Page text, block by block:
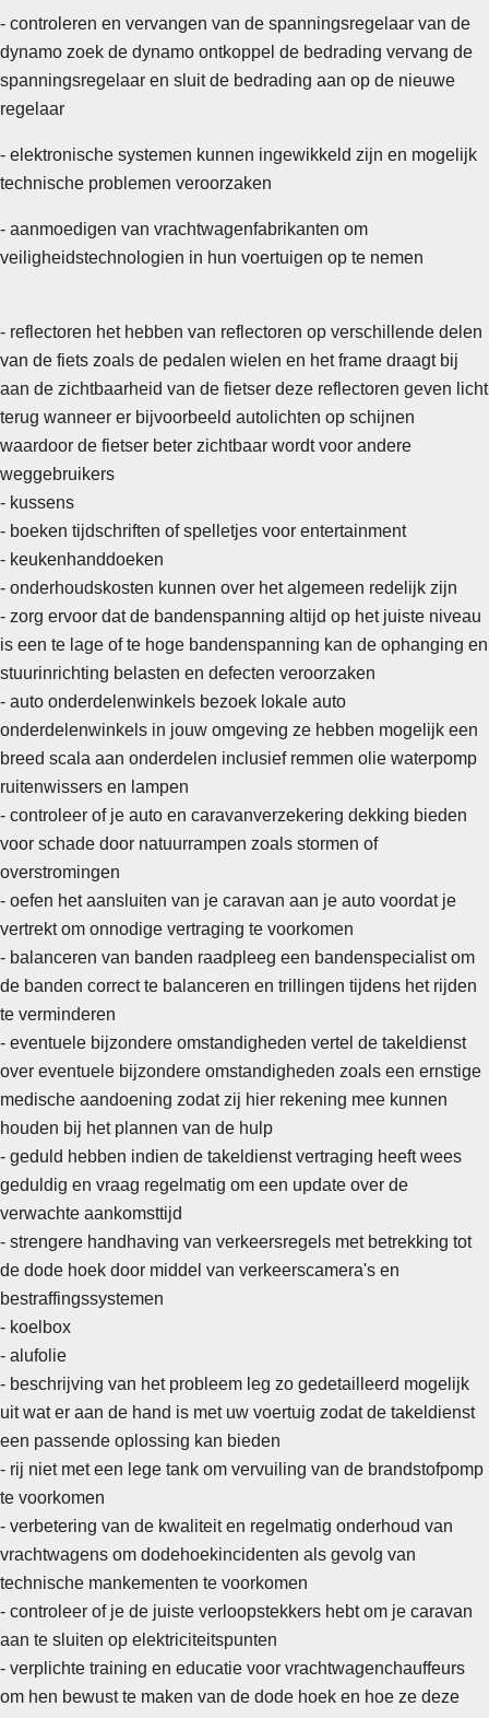
- controleren en vervangen van de spanningsregelaar van de
dynamo zoek de dynamo ontkoppel de bedrading vervang de
spanningsregelaar en sluit de bedrading aan op de nieuwe
regelaar
- elektronische systemen kunnen ingewikkeld zijn en mogelijk
technische problemen veroorzaken
- aanmoedigen van vrachtwagenfabrikanten om
veiligheidstechnologien in hun voertuigen op te nemen
- reflectoren het hebben van reflectoren op verschillende delen
van de fiets zoals de pedalen wielen en het frame draagt bij
aan de zichtbaarheid van de fietser deze reflectoren geven licht
terug wanneer er bijvoorbeeld autolichten op schijnen
waardoor de fietser beter zichtbaar wordt voor andere
weggebruikers
- kussens
- boeken tijdschriften of spelletjes voor entertainment
- keukenhanddoeken
- onderhoudskosten kunnen over het algemeen redelijk zijn
- zorg ervoor dat de bandenspanning altijd op het juiste niveau
is een te lage of te hoge bandenspanning kan de ophanging en
stuurinrichting belasten en defecten veroorzaken
- auto onderdelenwinkels bezoek lokale auto
onderdelenwinkels in jouw omgeving ze hebben mogelijk een
breed scala aan onderdelen inclusief remmen olie waterpomp
ruitenwissers en lampen
- controleer of je auto en caravanverzekering dekking bieden
voor schade door natuurrampen zoals stormen of
overstromingen
- oefen het aansluiten van je caravan aan je auto voordat je
vertrekt om onnodige vertraging te voorkomen
- balanceren van banden raadpleeg een bandenspecialist om
de banden correct te balanceren en trillingen tijdens het rijden
te verminderen
- eventuele bijzondere omstandigheden vertel de takeldienst
over eventuele bijzondere omstandigheden zoals een ernstige
medische aandoening zodat zij hier rekening mee kunnen
houden bij het plannen van de hulp
- geduld hebben indien de takeldienst vertraging heeft wees
geduldig en vraag regelmatig om een update over de
verwachte aankomsttijd
- strengere handhaving van verkeersregels met betrekking tot
de dode hoek door middel van verkeerscamera's en
bestraffingssystemen
- koelbox
- alufolie
- beschrijving van het probleem leg zo gedetailleerd mogelijk
uit wat er aan de hand is met uw voertuig zodat de takeldienst
een passende oplossing kan bieden
- rij niet met een lege tank om vervuiling van de brandstofpomp
te voorkomen
- verbetering van de kwaliteit en regelmatig onderhoud van
vrachtwagens om dodehoekincidenten als gevolg van
technische mankementen te voorkomen
- controleer of je de juiste verloopstekkers hebt om je caravan
aan te sluiten op elektriciteitspunten
- verplichte training en educatie voor vrachtwagenchauffeurs
om hen bewust te maken van de dode hoek en hoe ze deze